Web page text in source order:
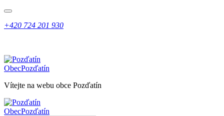
+420 724 201 930
ObecPozďatín
Vítejte na webu obce Pozďatín
ObecPozďatín